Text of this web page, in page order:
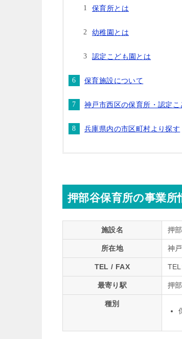
保育所とは
幼稚園とは
認定こども園とは
保育施設について
神戸市西区の保育所・認定
兵庫県内の市区町村より探す
押部谷保育所の事業所
施設名 押
所在地 神
TEL / FAX
最寄り駅 押
種別